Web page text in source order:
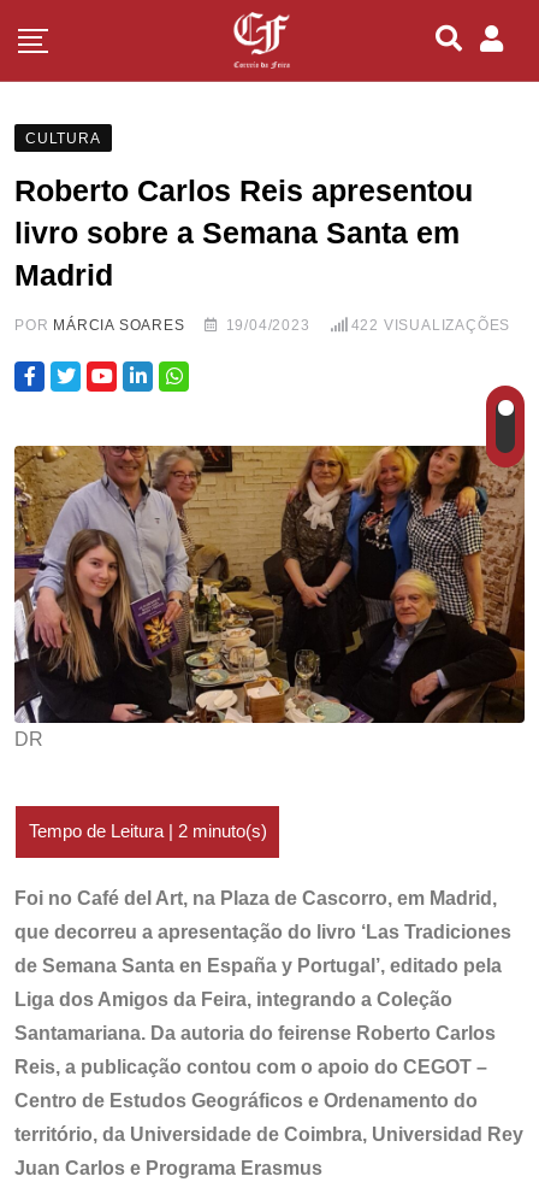
CULTURA
Roberto Carlos Reis apresentou
livro sobre a Semana Santa em
Madrid
POR MÁRCIA SOARES 19/04/2023 422 VISUALIZAÇÕES
DR
Foi no Café del Art, na Plaza de Cascorro, em Madrid,
que decorreu a apresentação do livro ‘Las Tradiciones
de Semana Santa en España y Portugal’, editado pela
Liga dos Amigos da Feira, integrando a Coleção
Santamariana. Da autoria do feirense Roberto Carlos
Reis, a publicação contou com o apoio do CEGOT –
Centro de Estudos Geográficos e Ordenamento do
território, da Universidade de Coimbra, Universidad Rey
Juan Carlos e Programa Erasmus